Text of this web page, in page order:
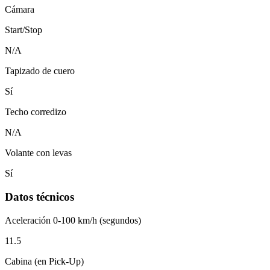
Cámara
Start/Stop
N/A
Tapizado de cuero
Sí
Techo corredizo
N/A
Volante con levas
Sí
Datos técnicos
Aceleración 0-100 km/h (segundos)
11.5
Cabina (en Pick-Up)